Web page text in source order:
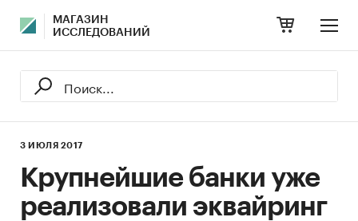
МАГАЗИН
ИССЛЕДОВАНИЙ
3 ИЮЛЯ 2017
Крупнейшие банки уже
реализовали эквайринг